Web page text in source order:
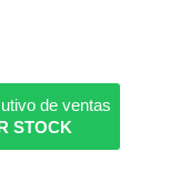
de ventas
STOCK